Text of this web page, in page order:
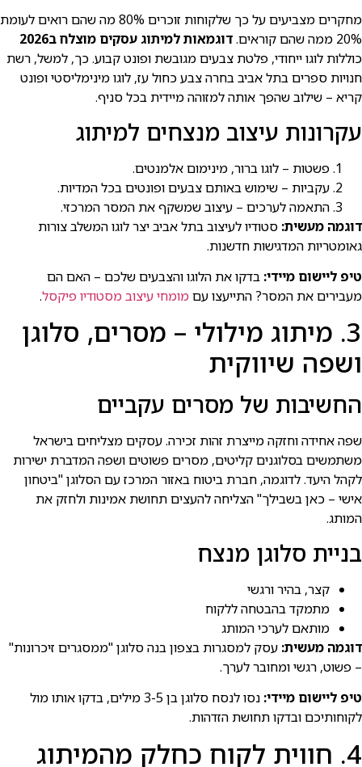
מחקרים מצביעים על כך שלקוחות זוכרים 80% מה שהם רואים לעומת
20% ממה שהם קוראים.
דוגמאות למיתוג עסקים מוצלח ב2026
כוללות לוגו ייחודי, פלטת צבעים מגובשת ופונט קבוע. כך, למשל, רשת
חנויות ספרים בתל אביב בחרה צבע כחול עז, לוגו מינימליסטי ופונט
קריא – שילוב שהפך אותה למזוהה מיידית בכל סניף.
עקרונות עיצוב מנצחים למיתוג
פשטות – לוגו ברור, מינימום אלמנטים.
עקביות – שימוש באותם צבעים ופונטים בכל המדיות.
התאמה לערכים – עיצוב שמשקף את המסר המרכזי.
דוגמה מעשית: סטודיו לעיצוב בתל אביב יצר לוגו המשלב צורות
גאומטריות המדגישות חדשנות.
טיפ ליישום מיידי: בדקו את הלוגו והצבעים שלכם – האם הם
מעבירים את המסר? התייעצו עםמומחי עיצוב מסטודיו פיקסל.
3. מיתוג מילולי – מסרים, סלוגן
ושפה שיווקית
החשיבות של מסרים עקביים
שפה אחידה וחזקה מייצרת זהות זכירה. עסקים מצליחים בישראל
משתמשים בסלוגנים קליטים, מסרים פשוטים ושפה המדברת ישירות
לקהל היעד. לדוגמה, חברת ביטוח באזור המרכז עם הסלוגן "ביטחון
אישי – כאן בשבילך" הצליחה להעצים תחושת אמינות ולחזק את
המותג.
בניית סלוגן מנצח
קצר, בהיר ורגשי
מתמקד בהבטחה ללקוח
מותאם לערכי המותג
דוגמה מעשית: עסק למסגרות בצפון בנה סלוגן "ממסגרים זיכרונות"
– פשוט, רגשי ומחובר לערך.
טיפ ליישום מיידי:
נסו לנסח סלוגן בן 3-5 מילים, בדקו אותו מול
לקוחותיכם ובדקו תחושת הזדהות.
4. חווית לקוח כחלק מהמיתוג